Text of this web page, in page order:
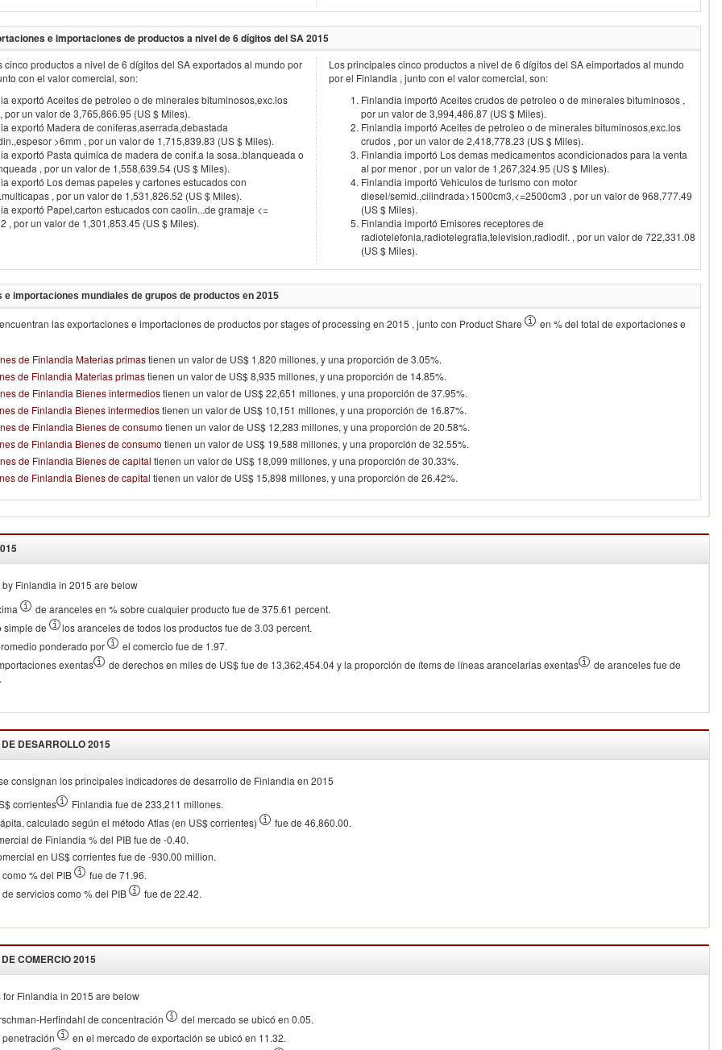
e importaciones de productos a nivel de 6 dígitos del SA2015
cinco productos a nivel de 6 dígitos del SA exportados al mundo por
con el valor comercial, son:
exportó Aceites de petroleo o de minerales bituminosos,exc.los
por un valor de 3,765,866.95 (US $ Miles).
exportó Madera de coniferas,aserrada,debastada
>6mm , por un valor de 1,715,839.83 (US $ Miles).
exportó Pasta quimica de madera de conif.a la sosa..blanqueada o
, por un valor de 1,558,639.54 (US $ Miles).
exportó Los demas papeles y cartones estucados con
, por un valor de 1,531,826.52 (US $ Miles).
exportó Papel,carton estucados con caolin...de gramaje <=
, por un valor de 1,301,853.45 (US $ Miles).
Los principales cinco productos a nivel de 6 dígitos del SA eimportados al mundo
por el Finlandia , junto con el valor comercial, son:
Finlandia importó Aceites crudos de petroleo o de minerales bituminosos ,
por un valor de 3,994,486.87 (US $ Miles).
Finlandia importó Aceites de petroleo o de minerales bituminosos,exc.los
crudos , por un valor de 2,418,778.23 (US $ Miles).
Finlandia importó Los demas medicamentos acondicionados para la venta
al por menor , por un valor de 1,267,324.95 (US $ Miles).
Finlandia importó Vehiculos de turismo con motor
diesel/semid.,cilindrada>1500cm3,<=2500cm3 , por un valor de 968,777.49
(US $ Miles).
Finlandia importó Emisores receptores de
radiotelefonia,radiotelegrafia,television,radiodif. , por un valor de 722,331.08
(US $ Miles).
e importaciones mundiales de grupos de productos en 2015
las exportaciones e importaciones de productos por stages of processing en 2015 , junto con Product Share
en % del total de exportaciones e
de Finlandia Materias primastienen un valor de US$ 1,820 millones, y una proporción de 3.05%.
de Finlandia Materias primastienen un valor de US$ 8,935 millones, y una proporción de 14.85%.
de Finlandia Bienes intermediostienen un valor de US$ 22,651 millones, y una proporción de 37.95%.
de Finlandia Bienes intermediostienen un valor de US$ 10,151 millones, y una proporción de 16.87%.
de Finlandia Bienes de consumo tienen un valor de US$ 12,283 millones, y una proporción de 20.58%.
de Finlandia Bienes de consumo tienen un valor de US$ 19,588 millones, y una proporción de 32.55%.
de Finlandia Bienes de capital tienen un valor de US$ 18,099 millones, y una proporción de 30.33%.
de Finlandia Bienes de capital tienen un valor de US$ 15,898 millones, y una proporción de 26.42%.
Finlandia in 2015 are below
de aranceles en % sobre cualquier producto fue de 375.61 percent.
simple de
los aranceles de todos los productos fue de 3.03 percent.
ponderado por
el comercio fue de 1.97.
exentas
de derechos en miles de US$ fue de 13,362,454.04 y la proporción de ítems de líneas arancelarias exentas
de aranceles fue de
DESARROLLO2015
consignan los principales indicadores de desarrollo de Finlandia en 2015
corrientes
Finlandia fue de 233,211 millones.
calculado según el método Atlas (en US$ corrientes)
fue de 46,860.00.
de Finlandia % del PIB fue de -0.40.
en US$ corrientes fue de -930.00 million.
% del PIB
fue de 71.96.
servicios como % del PIB
fue de 22.42.
COMERCIO2015
for Finlandia in 2015 are below
Herfindahl de concentración
del mercado se ubicó en 0.05.
en el mercado de exportación se ubicó en 11.32.